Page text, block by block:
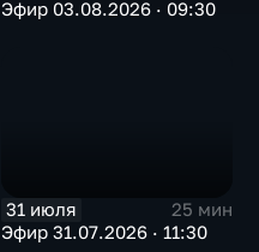
Эфир 03.08.2026 · 09:30
31 июля
25 мин
Эфир 31.07.2026 · 11:30